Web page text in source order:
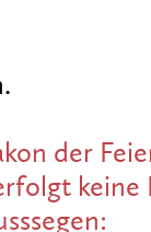
der
keine